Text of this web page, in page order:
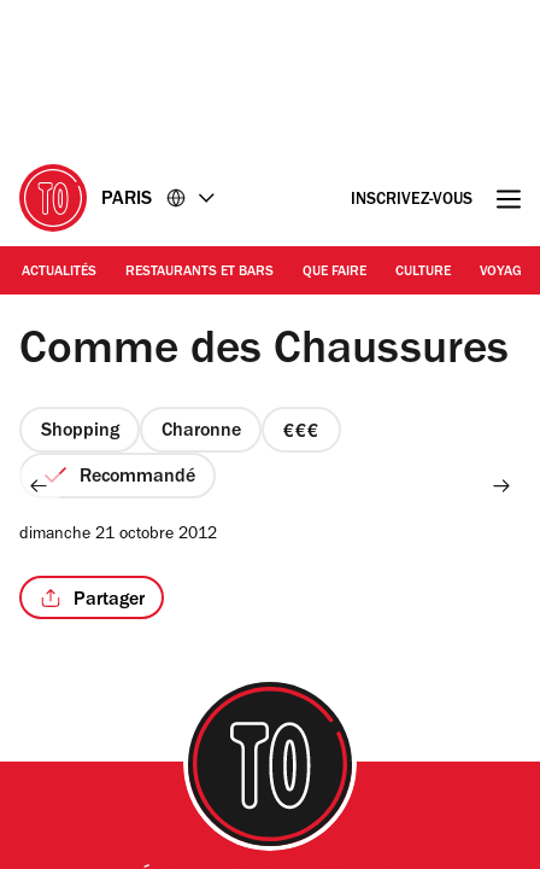
PARIS INSCRIVEZ-VOUS
ACTUALITÉS RESTAURANTS ET BARS QUE FAIRE CULTURE VOYAGE
© Barbara Chossis
Comme des Chaussures
Shopping Charonne
prix
Recommandé
dimanche 21 octobre 2012
Partager